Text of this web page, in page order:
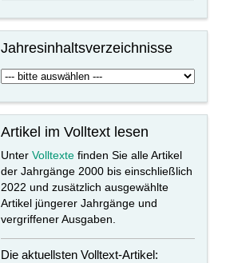
Jahresinhaltsverzeichnisse
Artikel im Volltext lesen
Unter Volltextefinden Sie alle Artikel
der Jahrgänge 2000 bis einschließlich
2022 und zusätzlich ausgewählte
Artikel jüngerer Jahrgänge und
vergriffener Ausgaben.
Die aktuellsten Volltext-Artikel: